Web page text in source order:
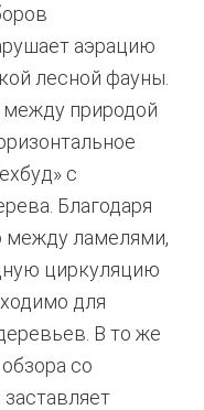
аэрацию
лесной фауны.
природой
с
Благодаря
между ламелями,
циркуляцию
для
В то же
со